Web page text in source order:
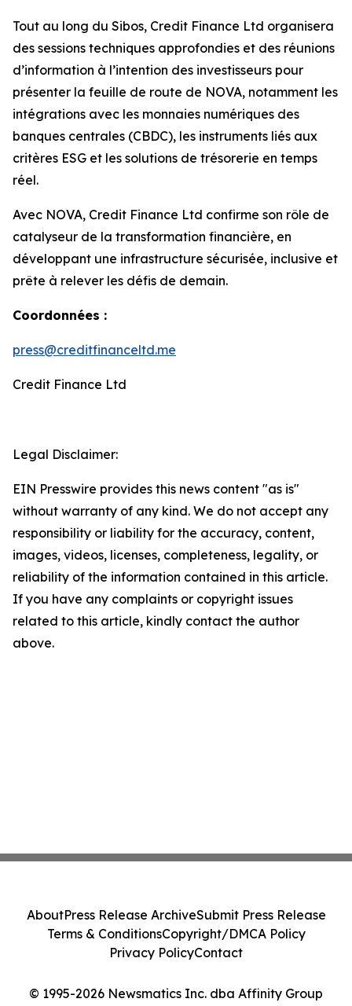
Tout au long du Sibos, Credit Finance Ltd organisera
des sessions techniques approfondies et des réunions
d’information à l’intention des investisseurs pour
présenter la feuille de route de NOVA, notamment les
intégrations avec les monnaies numériques des
banques centrales (CBDC), les instruments liés aux
critères ESG et les solutions de trésorerie en temps
réel.
Avec NOVA, Credit Finance Ltd confirme son rôle de
catalyseur de la transformation financière, en
développant une infrastructure sécurisée, inclusive et
prête à relever les défis de demain.
Coordonnées :
press@creditfinanceltd.me
Credit Finance Ltd
Legal Disclaimer:
EIN Presswire provides this news content "as is"
without warranty of any kind. We do not accept any
responsibility or liability for the accuracy, content,
images, videos, licenses, completeness, legality, or
reliability of the information contained in this article.
If you have any complaints or copyright issues
related to this article, kindly contact the author
above.
© 1995-2026 Newsmatics Inc. dba Affinity Group
AboutPress Release ArchiveSubmit Press Release
Terms & ConditionsCopyright/DMCA Policy
Privacy PolicyContact